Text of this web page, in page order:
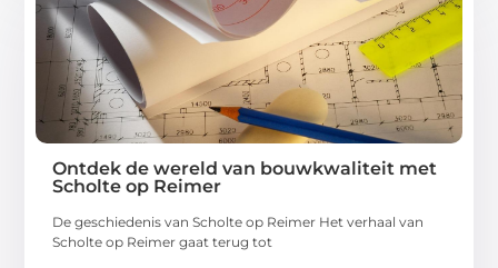
Ontdek de wereld van bouwkwaliteit met
Scholte op Reimer
De geschiedenis van Scholte op Reimer Het verhaal van
Scholte op Reimer gaat terug tot